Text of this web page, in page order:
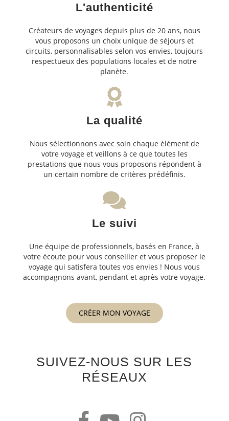
L'authenticité
Créateurs de voyages depuis plus de 20 ans, nous
vous proposons un choix unique de séjours et
circuits, personnalisables selon vos envies, toujours
respectueux des populations locales et de notre
planète.
La qualité
Nous sélectionnons avec soin chaque élément de
votre voyage et veillons à ce que toutes les
prestations que nous vous proposons répondent à
un certain nombre de critères prédéfinis.
Le suivi
Une équipe de professionnels, basés en France, à
votre écoute pour vous conseiller et vous proposer le
voyage qui satisfera toutes vos envies ! Nous vous
accompagnons avant, pendant et après votre voyage.
CRÉER MON VOYAGE
SUIVEZ-NOUS SUR LES
RÉSEAUX